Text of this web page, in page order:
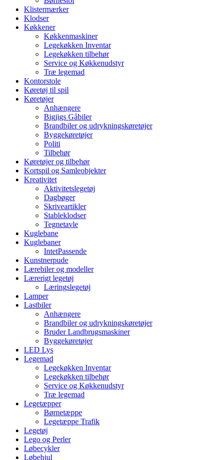
Klistermærker
Klodser
Køkkener
Køkkenmaskiner
Legekøkken Inventar
Legekøkken tilbehør
Service og Køkkenudstyr
Træ legemad
Kontorstole
Køretøj til spil
Køretøjer
Anhængere
Bigjigs Gåbiler
Brandbiler og udrykningskøretøjer
Byggekøretøjer
Politi
Tilbehør
Køretøjer og tilbehør
Kortspil og Samleobjekter
Kreativitet
Aktivitetslegetøj
Dagbøger
Skriveartikler
Stableklodser
Tegnetavle
Kuglebane
Kuglebaner
IntetPassende
Kunstnerpude
Lærebiler og modeller
Lærerigt legetøj
Læringslegetøj
Lamper
Lastbiler
Anhængere
Brandbiler og udrykningskøretøjer
Bruder Landbrugsmaskiner
Byggekøretøjer
LED Lys
Legemad
Legekøkken Inventar
Legekøkken tilbehør
Service og Køkkenudstyr
Træ legemad
Legetæpper
Børnetæppe
Legetæppe Trafik
Legetøj
Lego og Perler
Løbecykler
Løbehjul